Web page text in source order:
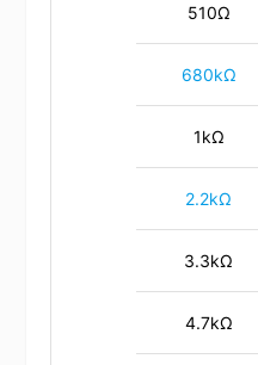
510Ω
680kΩ
1kΩ
2.2kΩ
3.3kΩ
4.7kΩ